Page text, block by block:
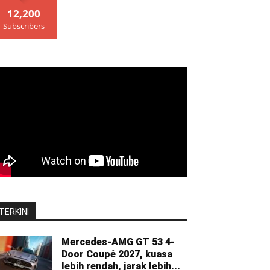
12,200
Subscribers
Mercedes-AMG GT 53 4-
Door Coupé 2027, kuasa
lebih rendah, jarak lebih...